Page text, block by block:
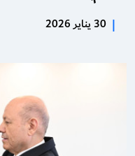
| 30 يناير 2026